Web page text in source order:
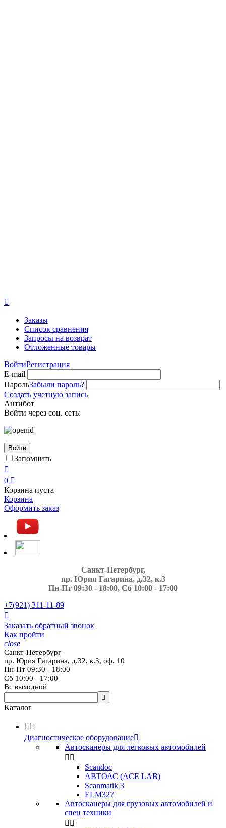

Заказы
Список сравнения
Запросы на возврат
Отложенные товары
ВойтиРегистрация
E-mail
ПарольЗабыли пароль?
Создать учетную запись
Антибот
Войти через соц. сеть:
Войти
Запомнить

0 
Корзина пуста
Корзина
Оформить заказ
Санкт-Петербург,
пр. Юрия Гагарина, д.32, к.3
Пн-Пт 09:30 - 18:00, Сб 10:00 - 17:00
+7(921) 311-11-89

Заказать обратный звонок
Как пройти
close
Санкт-Петербург
пр. Юрия Гагарина, д.32, к.3, оф. 10
Пн-Пт 09:30 - 18:00
Сб 10:00 - 17:00
Вс выходной

Каталог
 
Диагностическое оборудование
Автосканеры для легковых автомобилей
 
Scandoc
АВТОАС (ACE LAB)
Scanmatik 3
ELM327
Автосканеры для грузовых автомобилей и
спец техники
 